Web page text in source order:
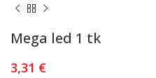
Mega led 1 tk
3,31 €